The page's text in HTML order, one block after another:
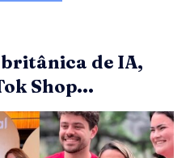
de IA,
Shop...